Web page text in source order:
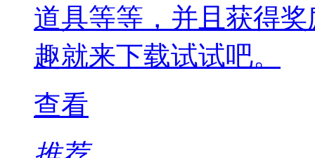
道具等等，并且获得
趣就来下载试试吧。
查看